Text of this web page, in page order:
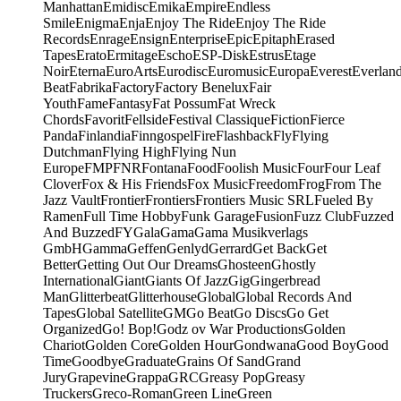
ManhattanEmidiscEmikaEmpireEndless
SmileEnigmaEnjaEnjoy The RideEnjoy The Ride
RecordsEnrageEnsignEnterpriseEpicEpitaphErased
TapesEratoErmitageEschoESP-DiskEstrusEtage
NoirEternaEuroArtsEurodiscEuromusicEuropaEverest
BeatFabrikaFactoryFactory BeneluxFair
YouthFameFantasyFat PossumFat Wreck
ChordsFavoritFellsideFestival ClassiqueFictionFierce
PandaFinlandiaFinngospelFireFlashbackFlyFlying
DutchmanFlying HighFlying Nun
EuropeFMPFNRFontanaFoodFoolish MusicFourFour Leaf
CloverFox & His FriendsFox MusicFreedomFrogFrom The
Jazz VaultFrontierFrontiersFrontiers Music SRLFueled By
RamenFull Time HobbyFunk GarageFusionFuzz ClubFuzzed
And BuzzedFYGalaGamaGama Musikverlags
GmbHGammaGeffenGenlydGerrardGet BackGet
BetterGetting Out Our DreamsGhosteenGhostly
InternationalGiantGiants Of JazzGigGingerbread
ManGlitterbeatGlitterhouseGlobalGlobal Records And
TapesGlobal SatelliteGMGo BeatGo DiscsGo Get
OrganizedGo! Bop!Godz ov War ProductionsGolden
ChariotGolden CoreGolden HourGondwanaGood BoyGood
TimeGoodbyeGraduateGrains Of SandGrand
JuryGrapevineGrappaGRCGreasy PopGreasy
TruckersGreco-RomanGreen LineGreen